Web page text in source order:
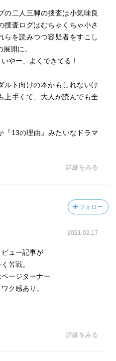
の二人三脚の捜査は小気味良
捜査ログはむちゃくちゃ小さ
らを読みつつ容疑者をすこし
開に。
やー、よくできてる！
ルト向けの本かもしれないけ
上手くて、大人が読んでも全
『13の理由』みたいなドラマ
詳細をみる
フォロー
2021.02.17
ュー記事が
苦戦。
ージターナー
ク感あり。
詳細をみる